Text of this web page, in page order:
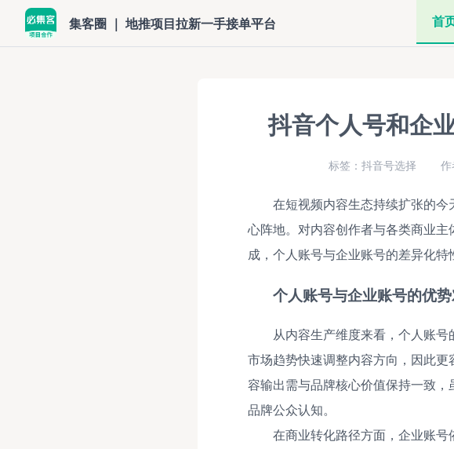
集客圈 ｜ 地推项目拉新一手接单平台 首
抖音个人号和企
标签：抖音号选择
在短视频内容生态持续扩张的
心阵地。对内容创作者与各类商业
成，个人账号与企业账号的差异化特
个人账号与企业账号的优
从内容生产维度来看，个人账
市场趋势快速调整内容方向，因此
容输出需与品牌核心价值保持一致
品牌公众认知。
在商业转化路径方面，企业账